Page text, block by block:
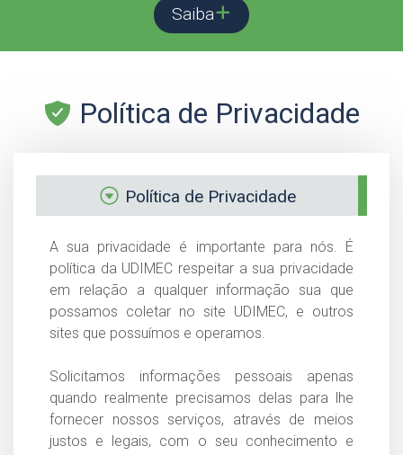
Saiba
Política de Privacidade
Política de Privacidade
A sua privacidade é importante para nós. É
política da UDIMEC respeitar a sua privacidade
em relação a qualquer informação sua que
possamos coletar no site UDIMEC, e outros
sites que possuímos e operamos.
Solicitamos informações pessoais apenas
quando realmente precisamos delas para lhe
fornecer nossos serviços, através de meios
justos e legais, com o seu conhecimento e